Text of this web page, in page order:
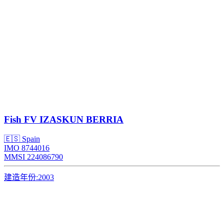
Fish FV IZASKUN BERRIA
🇪🇸 Spain
IMO 8744016
MMSI 224086790
建造年份:2003